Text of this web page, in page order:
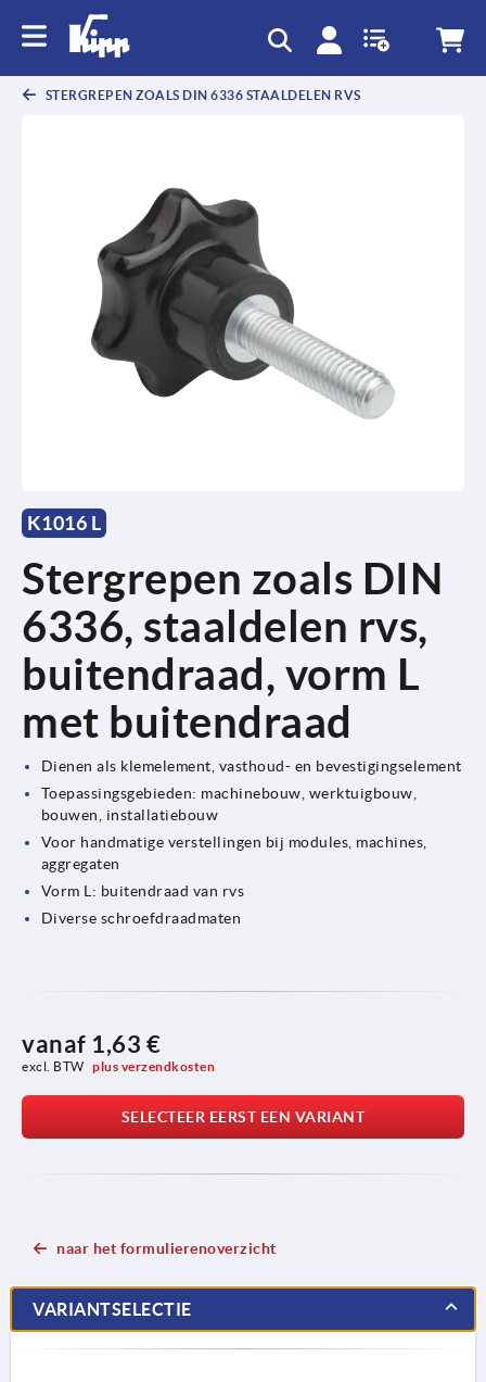
STERGREPEN ZOALS DIN 6336 STAALDELEN RVS
K1016 L
Stergrepen zoals DIN
6336, staaldelen rvs,
buitendraad, vorm L
met buitendraad
Dienen als klemelement, vasthoud- en bevestigingselement
Toepassingsgebieden: machinebouw, werktuigbouw,
bouwen, installatiebouw
Voor handmatige verstellingen bij modules, machines,
aggregaten
Vorm L: buitendraad van rvs
Diverse schroefdraadmaten
vanaf 1,63 €
excl. BTW plus verzendkosten
SELECTEER EERST EEN VARIANT
naar het formulierenoverzicht
VARIANTSELECTIE